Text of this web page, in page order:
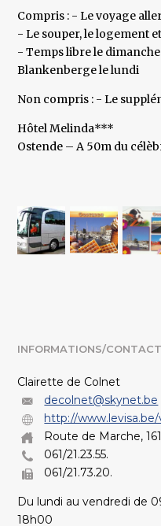
Compris : - Le voyage
- Le souper, le logement
- Temps libre le
Blankenberge le lundi
Non compris : - Le
Hôtel Melinda***
Ostende – A 50m du
INFORMATIONS/CONTACT
Clairette de Colnet
decolnet@skynet.be
http://
Route de Marche,
061/21.23.55.
061/21.73.20.
Du lundi au vendredi de
18h00